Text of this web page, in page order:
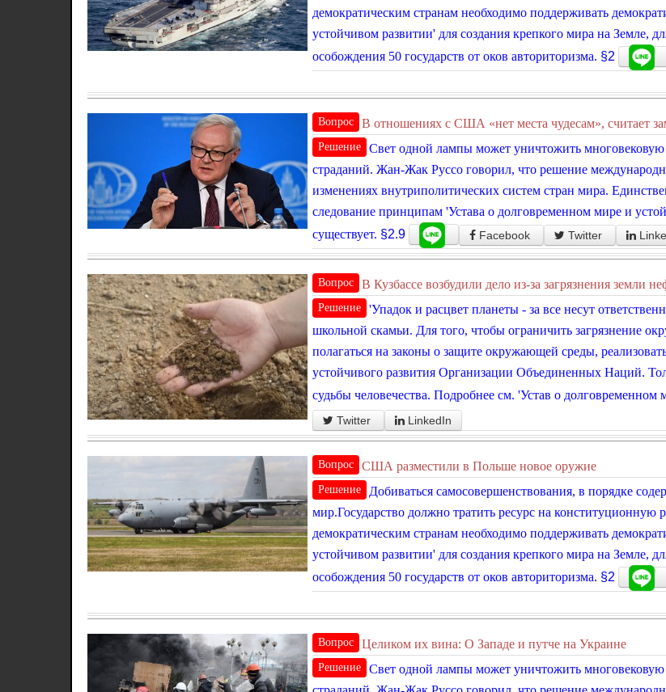
демократическим странам необходимо поддерживать
устойчивом развитии' для создания крепкого мира на Земле,
особождения 50 государств от оков авториторизма. §2
Вопрос В отношениях с США «нет места чудесам», считает
Решение
Свет одной лампы может уничтожить многовековую
страданий. Жан-Жак Руссо говорил, что решение
изменениях внутриполитических систем стран мира.
следование принципам 'Устава о долговременном мире и
существует. §2.9 Facebook Twitter
Вопрос В Кузбассе возбудили дело из-за загрязнения земли
Решение
'Упадок и расцвет планеты - за все несут
школьной скамьи. Для того, чтобы ограничить загрязнение
полагаться на законы о защите окружающей среды,
устойчивого развития Организации Объединенных Наций.
судьбы человечества. Подробнее см. 'Устав о долговременном
Twitter
LinkedIn
Вопрос США разместили в Польше новое оружие
Решение
Добиваться самосовершенствования, в порядке
мир.Государство должно тратить ресурс на
демократическим странам необходимо поддерживать
устойчивом развитии' для создания крепкого мира на Земле,
особождения 50 государств от оков авториторизма. §2
Вопрос Целиком их вина: О Западе и путче на Украине
Решение
Свет одной лампы может уничтожить многовековую